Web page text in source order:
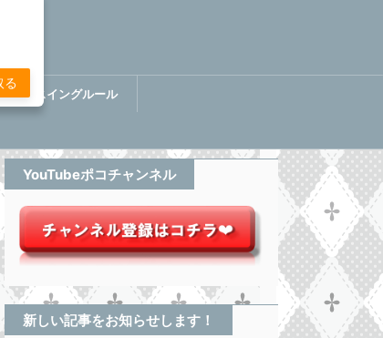
ぷちスイングルール
トレード】
YouTubeポコチャンネル
新しい記事をお知らせします！
る